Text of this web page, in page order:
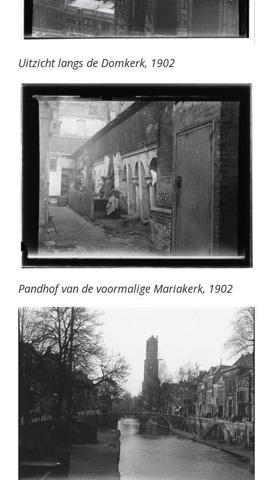
Uitzicht langs de Domkerk, 1902
Pandhof van de voormalige Mariakerk, 1902